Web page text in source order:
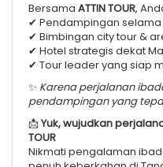
Bersama ATTIN TOUR,
✔ Pendampingan
✔ Bimbingan city tour &
✔ Hotel strategis dekat
✔ Tour leader yang siap
✨ Karena perjalanan
pendampingan yang
📩Yuk, wujudkan
TOUR
Nikmati pengalaman